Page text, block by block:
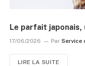
Le parfait
17/06/2026 Par Service
LIRE LA SUITE